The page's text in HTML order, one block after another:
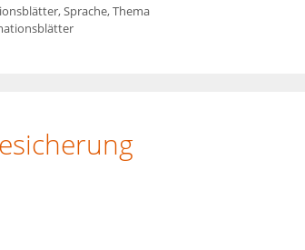
,Sprache,Thema